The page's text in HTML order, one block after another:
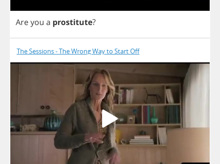
Areyou a prostitute?
The Sessions - The Wrong Way to Start Off